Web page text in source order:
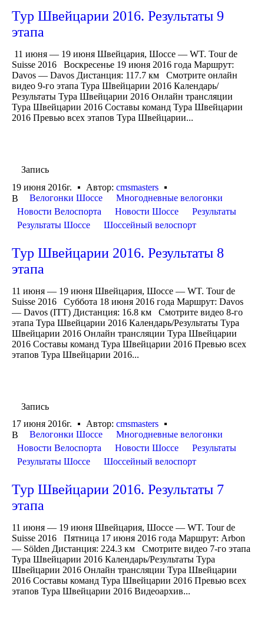
Тур Швейцарии 2016. Результаты 9
этапа
11 июня — 19 июня Швейцария, Шоссе — WT. Tour de
Suisse 2016 Воскресенье 19 июня 2016 года Маршрут:
Davos — Davos Дистанция: 117.7 км Смотрите онлайн
видео 9-го этапа Тура Швейцарии 2016 Календарь/
Результаты Тура Швейцарии 2016 Онлайн трансляции
Тура Швейцарии 2016 Составы команд Тура Швейцарии
2016 Превью всех этапов Тура Швейцарии...
Запись
19 июня 2016г.
Автор: cmsmasters
В
Велогонки Шоссе
Многодневные велогонки
Новости Велоспорта
Новости Шоссе
Результаты
Результаты Шоссе
Шоссейный велоспорт
Тур Швейцарии 2016. Результаты 8
этапа
11 июня — 19 июня Швейцария, Шоссе — WT. Tour de
Suisse 2016 Суббота 18 июня 2016 года Маршрут: Davos
— Davos (ITT) Дистанция: 16.8 км Смотрите видео 8-го
этапа Тура Швейцарии 2016 Календарь/Результаты Тура
Швейцарии 2016 Онлайн трансляции Тура Швейцарии
2016 Составы команд Тура Швейцарии 2016 Превью всех
этапов Тура Швейцарии 2016...
Запись
17 июня 2016г.
Автор: cmsmasters
В
Велогонки Шоссе
Многодневные велогонки
Новости Велоспорта
Новости Шоссе
Результаты
Результаты Шоссе
Шоссейный велоспорт
Тур Швейцарии 2016. Результаты 7
этапа
11 июня — 19 июня Швейцария, Шоссе — WT. Tour de
Suisse 2016 Пятница 17 июня 2016 года Маршрут: Arbon
— Sölden Дистанция: 224.3 км Смотрите видео 7-го этапа
Тура Швейцарии 2016 Календарь/Результаты Тура
Швейцарии 2016 Онлайн трансляции Тура Швейцарии
2016 Составы команд Тура Швейцарии 2016 Превью всех
этапов Тура Швейцарии 2016 Видеоархив...